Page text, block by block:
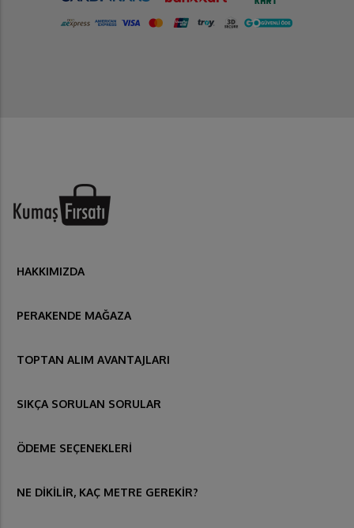
HAKKIMIZDA
PERAKENDE MAĞAZA
TOPTAN ALIM AVANTAJLARI
SIKÇA SORULAN SORULAR
ÖDEME SEÇENEKLERİ
NE DİKİLİR, KAÇ METRE GEREKİR?